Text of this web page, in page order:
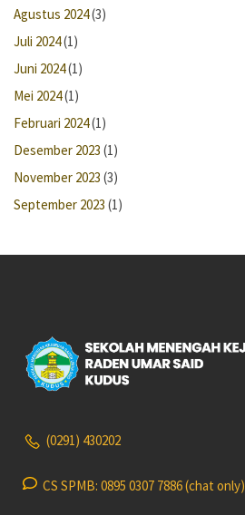
Agustus 2024(3)
Juli 2024(1)
Juni 2024(1)
Mei 2024(1)
Februari 2024(1)
Desember 2023 (1)
November 2023 (3)
September 2023 (1)
(0291) 430202
CS SPMB: 0895 0307 7886 (chat only)